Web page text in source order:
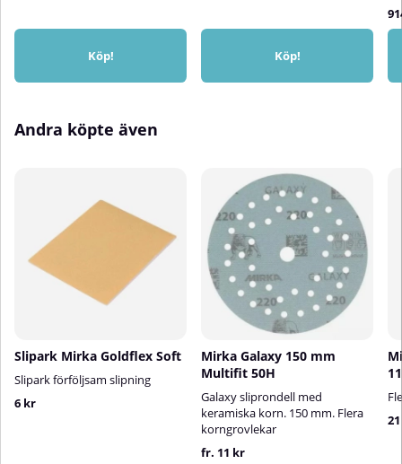
Köp! Köp!
Andra köpte även
Slipark Mirka Goldflex Soft
Slipark förföljsam slipning
6 kr
Mirka Galaxy 150 mm
Multifit 50H
Galaxy sliprondell med
keramiska korn. 150 mm. Flera
korngrovlekar
fr. 11 kr